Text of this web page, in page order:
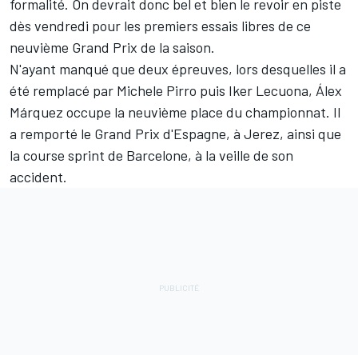
formalité. On devrait donc bel et bien le revoir en piste
dès vendredi pour les premiers essais libres de ce
neuvième Grand Prix de la saison.
N'ayant manqué que deux épreuves, lors desquelles il a
été remplacé par Michele Pirro puis Iker Lecuona, Álex
Márquez occupe la neuvième place du championnat. Il
a remporté le Grand Prix d'Espagne, à Jerez, ainsi que
la course sprint de Barcelone, à la veille de son
accident.